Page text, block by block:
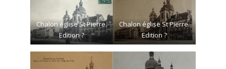
Chalon église St Pierre.
Edition ?
Chalon église St Pierre.
Edition ?